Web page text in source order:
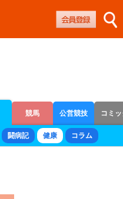
競馬 公営競技 コミ
闘病記 健康 コラム